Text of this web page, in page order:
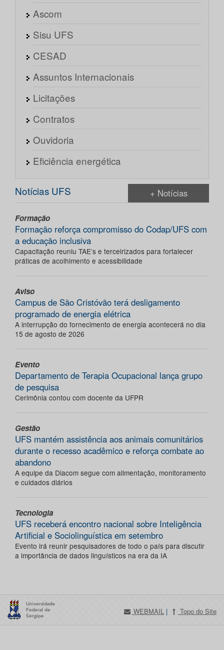
Ascom
Sisu UFS
CESAD
Assuntos Internacionais
Licitações
Contratos
Ouvidoria
Eficiência energética
Notícias UFS + Notícias
Formação
Formação reforça compromisso do Codap/UFS com
a educação inclusiva
Capacitação reuniu TAE’s e terceirizados para fortalecer
práticas de acolhimento e acessibilidade
Aviso
Campus de São Cristóvão terá desligamento
programado de energia elétrica
A interrupção do fornecimento de energia acontecerá no dia
15 de agosto de 2026
Evento
Departamento de Terapia Ocupacional lança grupo
de pesquisa
Cerimônia contou com docente da UFPR
Gestão
UFS mantém assistência aos animais comunitários
durante o recesso acadêmico e reforça combate ao
abandono
A equipe da Diacom segue com alimentação, monitoramento
e cuidados diários
Tecnologia
UFS receberá encontro nacional sobre Inteligência
Artificial e Sociolinguística em setembro
Evento irá reunir pesquisadores de todo o país para discutir
a importância de dados linguísticos na era da IA
WEBMAIL | Topo do Site